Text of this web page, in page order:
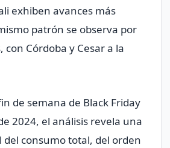
exhiben avances más
patrón se observa por
Córdoba y Cesar a la
de semana de Black Friday
2024, el análisis revela una
del consumo total, del orden